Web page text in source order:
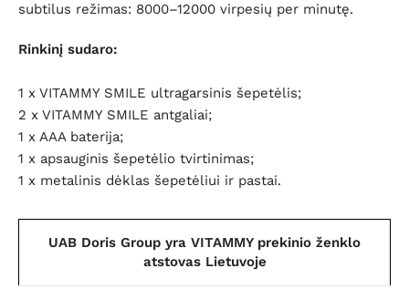
subtilus režimas: 8000–12000 virpesių per minutę.
Rinkinį sudaro:
1 x VITAMMY SMILE ultragarsinis šepetėlis;
2 x VITAMMY SMILE antgaliai;
1 x AAA baterija;
1 x apsauginis šepetėlio tvirtinimas;
1 x metalinis dėklas šepetėliui ir pastai.
UAB Doris Group yra VITAMMY prekinio ženklo
atstovas Lietuvoje